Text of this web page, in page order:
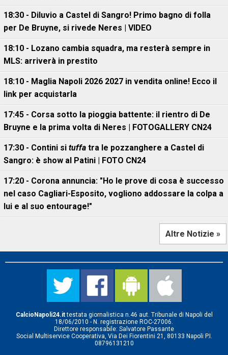
18:30 - Diluvio a Castel di Sangro! Primo bagno di folla
per De Bruyne, si rivede Neres | VIDEO
18:10 - Lozano cambia squadra, ma resterà sempre in
MLS: arriverà in prestito
18:10 - Maglia Napoli 2026 2027 in vendita online! Ecco il
link per acquistarla
17:45 - Corsa sotto la pioggia battente: il rientro di De
Bruyne e la prima volta di Neres | FOTOGALLERY CN24
17:30 - Contini si tuffa tra le pozzanghere a Castel di
Sangro: è show al Patini | FOTO CN24
17:20 - Corona annuncia: "Ho le prove di cosa è successo
nel caso Cagliari-Esposito, vogliono addossare la colpa a
lui e al suo entourage!"
Altre Notizie »
CalcioNapoli24.ittestata giornalistica n.46 aut. Tribunale di Napoli del
18/06/2010 - N. registrazione ROC-27006.
Direttore responsabile: Salvatore Passante
Social Multiservice Cooperativa, Via Dei Fiorentini 21, 80133 Napoli P.I.
08796131210